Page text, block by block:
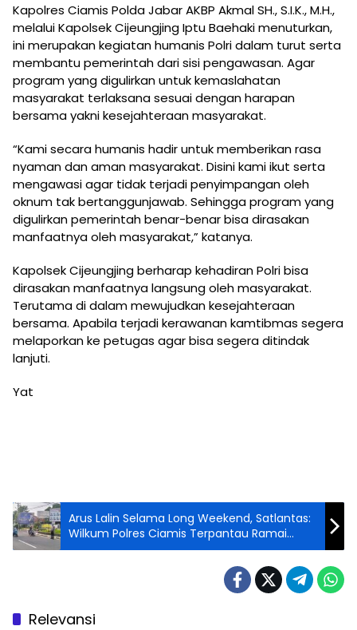
Kapolres Ciamis Polda Jabar AKBP Akmal SH., S.I.K., M.H.,
melalui Kapolsek Cijeungjing Iptu Baehaki menuturkan,
ini merupakan kegiatan humanis Polri dalam turut serta
membantu pemerintah dari sisi pengawasan. Agar
program yang digulirkan untuk kemaslahatan
masyarakat terlaksana sesuai dengan harapan
bersama yakni kesejahteraan masyarakat.
“Kami secara humanis hadir untuk memberikan rasa
nyaman dan aman masyarakat. Disini kami ikut serta
mengawasi agar tidak terjadi penyimpangan oleh
oknum tak bertanggunjawab. Sehingga program yang
digulirkan pemerintah benar-benar bisa dirasakan
manfaatnya oleh masyarakat,” katanya.
Kapolsek Cijeungjing berharap kehadiran Polri bisa
dirasakan manfaatnya langsung oleh masyarakat.
Terutama di dalam mewujudkan kesejahteraan
bersama. Apabila terjadi kerawanan kamtibmas segera
melaporkan ke petugas agar bisa segera ditindak
lanjuti.
Yat
Arus Lalin Selama Long Weekend, Satlantas:
Wilkum Polres Ciamis Terpantau Ramai
Lancar
Relevansi